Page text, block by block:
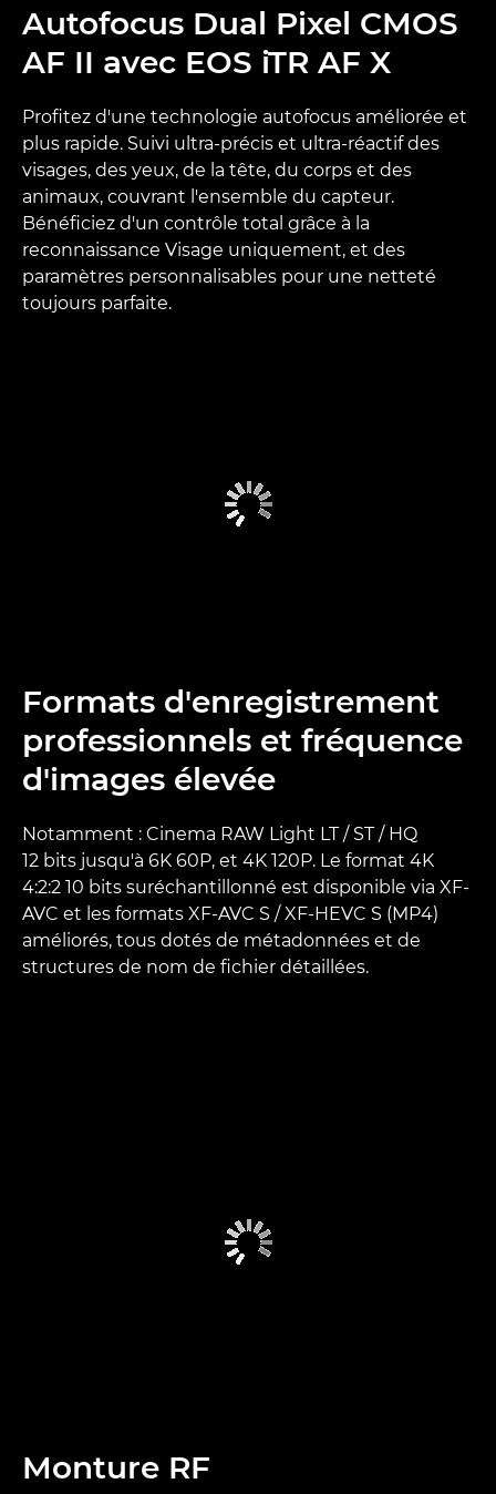
Autofocus Dual Pixel CMOS
AF II avec EOS iTR AF X
Profitez d'une technologie autofocus améliorée et
plus rapide. Suivi ultra-précis et ultra-réactif des
visages, des yeux, de la tête, du corps et des
animaux, couvrant l'ensemble du capteur.
Bénéficiez d'un contrôle total grâce à la
reconnaissance Visage uniquement, et des
paramètres personnalisables pour une netteté
toujours parfaite.
Formats d'enregistrement
professionnels et fréquence
d'images élevée
Notamment : Cinema RAW Light LT / ST / HQ
12 bits jusqu'à 6K 60P, et 4K 120P. Le format 4K
4:2:2 10 bits suréchantillonné est disponible via XF-
AVC et les formats XF-AVC S / XF-HEVC S (MP4)
améliorés, tous dotés de métadonnées et de
structures de nom de fichier détaillées.
Monture RF